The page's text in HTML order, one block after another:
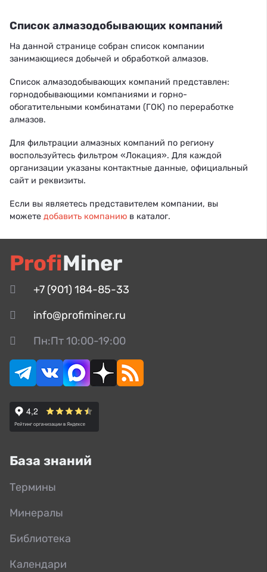
Список алмазодобывающих компаний
На данной странице собран список компании
занимающиеся добычей и обработкой алмазов.
Список алмазодобывающих компаний представлен:
горнодобывающими компаниями и горно-
обогатительными комбинатами (ГОК) по переработке
алмазов.
Для фильтрации алмазных компаний по региону
воспользуйтесь фильтром «Локация». Для каждой
организации указаны контактные данные, официальный
сайт и реквизиты.
Если вы являетесь представителем компании, вы
можете добавить компанию в каталог.
ProfiMiner
+7 (901) 184-85-33
info@profiminer.ru
Пн:Пт 10:00-19:00
База знаний
Термины
Минералы
Библиотека
Календари